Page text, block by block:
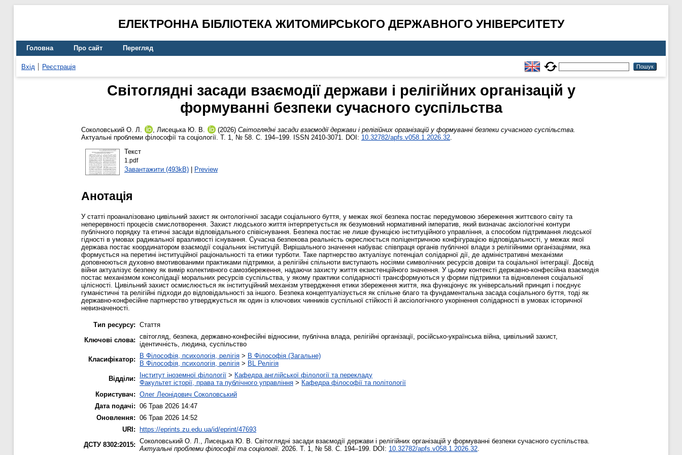
ЕЛЕКТРОННА БІБЛІОТЕКА ЖИТОМИРСЬКОГО ДЕРЖАВНОГО УНІВЕРСИТЕТУ
Головна Про сайт Перегляд
Вхід Реєстрація
Світоглядні засади взаємодії держави і релігійних організацій у
формуванні безпеки сучасного суспільства
Соколовський О. Л. , Лисецька Ю. В. (2026) Світоглядні засади взаємодії держави і релігійних організацій у формуванні безпеки сучасного суспільства.
Актуальні проблеми філософії та соціології. Т. 1, № 58. С. 194–199. ISSN 2410-3071. DOI: 10.32782/apfs.v058.1.2026.32.
Текст
1.pdf
Завантажити (493kB)| Preview
Анотація
У статті проаналізовано цивільний захист як онтологічної засади соціального буття, у межах якої безпека постає передумовою збереження життєвого світу та
неперервності процесів смислотворення. Захист людського життя інтерпретується як безумовний нормативний імператив, який визначає аксіологічні контури
публічного порядку та етичні засади відповідального співіснування. Безпека постає не лише функцією інституційного управління, а способом підтримання людської
гідності в умовах радикальної вразливості існування. Сучасна безпекова реальність окреслюється поліцентричною конфігурацією відповідальності, у межах якої
держава постає координатором взаємодії соціальних інституцій. Вирішального значення набуває співпраця органів публічної влади з релігійними організаціями, яка
формується на перетині інституційної раціональності та етики турботи. Таке партнерство актуалізує потенціал солідарної дії, де адміністративні механізми
доповнюються духовно вмотивованими практиками підтримки, а релігійні спільноти виступають носіями символічних ресурсів довіри та соціальної інтеграції. Досвід
війни актуалізує безпеку як вимір колективного самозбереження, надаючи захисту життя екзистенційного значення. У цьому контексті державно-конфесійна взаємодія
постає механізмом консолідації моральних ресурсів суспільства, у якому практики солідарності трансформуються у форми підтримки та відновлення соціальної
цілісності. Цивільний захист осмислюється як інституційний механізм утвердження етики збереження життя, яка функціонує як універсальний принцип і поєднує
гуманістичні та релігійні підходи до відповідальності за іншого. Безпека концептуалізується як спільне благо та фундаментальна засада соціального буття, тоді як
державно-конфесійне партнерство утверджується як один із ключових чинників суспільної стійкості й аксіологічного укорінення солідарності в умовах історичної
невизначеності.
Тип ресурсу: Стаття
Ключові слова: світогляд, безпека, державно-конфесійні відносини, публічна влада, релігійні організації, російсько-українська війна, цивільний захист,
ідентичність, людина, суспільство
Класифікатор:
B Філософія, психологія, релігія > B Філософія (Загальне)
B Філософія, психологія, релігія > BL Релігія
Відділи:
Інститут іноземної філології > Кафедра англійської філології та перекладу
Факультет історії, права та публічного управління > Кафедра філософії та політології
Користувач: Олег Леонідович Соколовський
Дата подачі: 06 Трав 2026 14:47
Оновлення: 06 Трав 2026 14:52
URI: https://eprints.zu.edu.ua/id/eprint/47693
ДСТУ 8302:2015: Соколовський О. Л. Лисецька Ю. В. Світоглядні засади взаємодії держави і релігійних організацій у формуванні безпеки сучасного суспільства.
Актуальні проблеми філософії та соціології. 2026. Т. 1, № 58. С. 194–199. DOI: 10.32782/apfs.v058.1.2026.32